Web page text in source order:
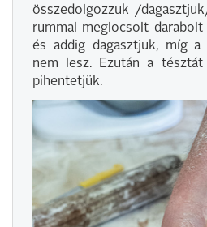
összedolgozzuk /
rummal meglocsolt
és addig dagasztjuk, míg
nem lesz. Ezután a
pihentetjük.